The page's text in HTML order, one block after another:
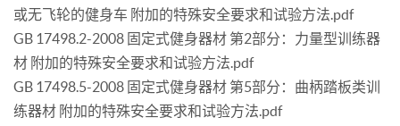
或无飞轮的健身车 附加的特殊安全要求和试验方法.pdf
GB 17498.2-2008 固定式健身器材 第2部分：力量型训练器
材 附加的特殊安全要求和试验方法.pdf
GB 17498.5-2008 固定式健身器材 第5部分：曲柄踏板类训
练器材 附加的特殊安全要求和试验方法.pdf